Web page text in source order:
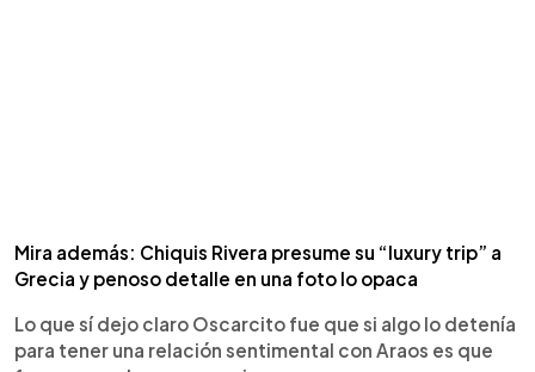
Mira además: Chiquis Rivera presume su “luxury trip” a
Grecia y penoso detalle en una foto lo opaca
Lo que sí dejo claro Oscarcito fue que si algo lo detenía
para tener una relación sentimental con Araos es que